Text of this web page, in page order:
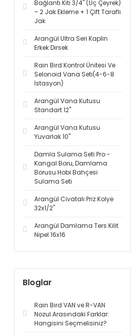
Bağlantı Kiti 3/4'' (Üç Çeyrek)
– 2 Jak Ekleme + 1 Çift Taraflı
Jak
Arangül Ultra Seri Kaplin
Erkek Dirsek
Rain Bird Kontrol Ünitesi Ve
Selonoid Vana Seti(4-6-8
İstasyon)
Arangül Vana Kutusu
Standart 12''
Arangül Vana Kutusu
Yuvarlak 10''
Damla Sulama Seti Pro -
Kangal Boru, Damlama
Borusu Hobi Bahçesi
Sulama Seti
Arangül Civatalı Priz Kolye
32x1/2''
Arangül Damlama Ters Kilit
Nipel 16x16
Bloglar
Rain Bird VAN ve R-VAN
Nozul Arasındaki Farklar:
Hangisini Seçmelisiniz?